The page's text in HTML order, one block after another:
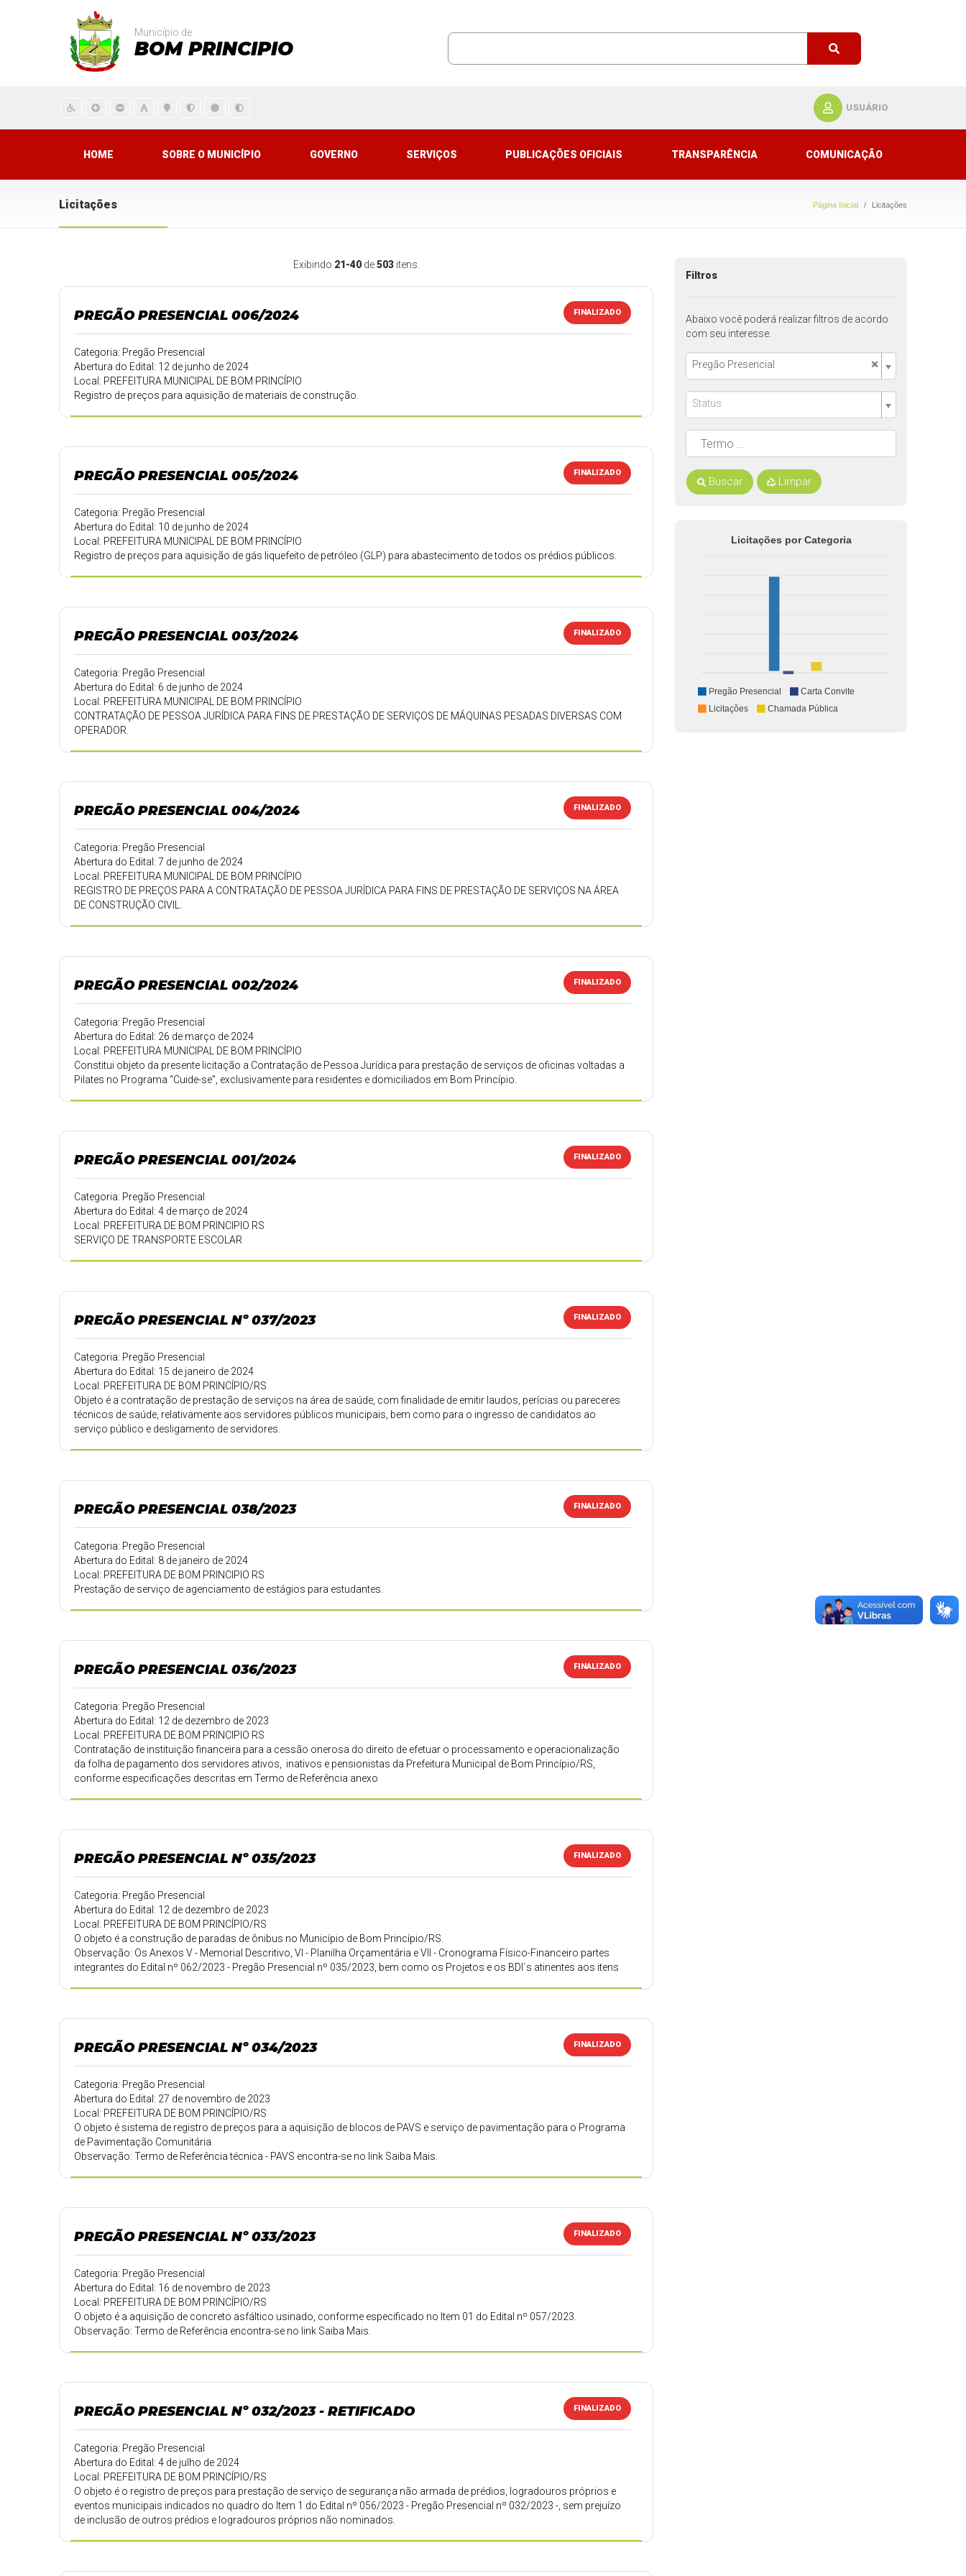
Município de
BOM PRINCIPIO
USUÁRIO
HOME SOBRE O MUNICÍPIO GOVERNO SERVIÇOS PUBLICAÇÕES OFICIAIS TRANSPARÊNCIA COMUNICAÇÃO
Licitações Página Inicial Licitações
Exibindo 21-40de503itens.
FINALIZADO
PREGÃO PRESENCIAL 006/2024
Categoria: Pregão Presencial
Abertura do Edital: 12 de junho de 2024
Local: PREFEITURA MUNICIPAL DE BOM PRINCÍPIO
Registro de preços para aquisição de materiais de construção.
FINALIZADO
PREGÃO PRESENCIAL 005/2024
Categoria: Pregão Presencial
Abertura do Edital: 10 de junho de 2024
Local: PREFEITURA MUNICIPAL DE BOM PRINCÍPIO
Registro de preços para aquisição de gás liquefeito de petróleo (GLP) para abastecimento de todos os prédios públicos.
FINALIZADO
PREGÃO PRESENCIAL 003/2024
Categoria: Pregão Presencial
Abertura do Edital: 6 de junho de 2024
Local: PREFEITURA MUNICIPAL DE BOM PRINCÍPIO
CONTRATAÇÃO DE PESSOA JURÍDICA PARA FINS DE PRESTAÇÃO DE SERVIÇOS DE MÁQUINAS PESADAS DIVERSAS COM
OPERADOR.
FINALIZADO
PREGÃO PRESENCIAL 004/2024
Categoria: Pregão Presencial
Abertura do Edital: 7 de junho de 2024
Local: PREFEITURA MUNICIPAL DE BOM PRINCÍPIO
REGISTRO DE PREÇOS PARA A CONTRATAÇÃO DE PESSOA JURÍDICA PARA FINS DE PRESTAÇÃO DE SERVIÇOS NA ÁREA
DE CONSTRUÇÃO CIVIL.
FINALIZADO
PREGÃO PRESENCIAL 002/2024
Categoria: Pregão Presencial
Abertura do Edital: 26 de março de 2024
Local: PREFEITURA MUNICIPAL DE BOM PRINCÍPIO
Constitui objeto da presente licitação a Contratação de Pessoa Jurídica para prestação de serviços de oficinas voltadas a
Pilates no Programa “Cuide-se”, exclusivamente para residentes e domiciliados em Bom Princípio.
FINALIZADO
PREGÃO PRESENCIAL 001/2024
Categoria: Pregão Presencial
Abertura do Edital: 4 de março de 2024
Local: PREFEITURA DE BOM PRINCIPIO RS
SERVIÇO DE TRANSPORTE ESCOLAR
FINALIZADO
PREGÃO PRESENCIAL Nº 037/2023
Categoria: Pregão Presencial
Abertura do Edital: 15 de janeiro de 2024
Local: PREFEITURA DE BOM PRINCÍPIO/RS
Objeto é a contratação de prestação de serviços na área de saúde, com finalidade de emitir laudos, perícias ou pareceres
técnicos de saúde, relativamente aos servidores públicos municipais, bem como para o ingresso de candidatos ao
serviço público e desligamento de servidores.
FINALIZADO
PREGÃO PRESENCIAL 038/2023
Categoria: Pregão Presencial
Abertura do Edital: 8 de janeiro de 2024
Local: PREFEITURA DE BOM PRINCIPIO RS
Prestação de serviço de agenciamento de estágios para estudantes.
FINALIZADO
PREGÃO PRESENCIAL 036/2023
Categoria: Pregão Presencial
Abertura do Edital: 12 de dezembro de 2023
Local: PREFEITURA DE BOM PRINCIPIO RS
Contratação de instituição financeira para a cessão onerosa do direito de efetuar o processamento e operacionalização
da folha de pagamento dos servidores ativos, inativos e pensionistas da Prefeitura Municipal de Bom Princípio/RS,
conforme especificações descritas em Termo de Referência anexo
FINALIZADO
PREGÃO PRESENCIAL Nº 035/2023
Categoria: Pregão Presencial
Abertura do Edital: 12 de dezembro de 2023
Local: PREFEITURA DE BOM PRINCÍPIO/RS
O objeto é a construção de paradas de ônibus no Município de Bom Princípio/RS.
Observação: Os Anexos V - Memorial Descritivo, VI - Planilha Orçamentária e VII - Cronograma Físico-Financeiro partes
integrantes do Edital nº 062/2023 - Pregão Presencial nº 035/2023, bem como os Projetos e os BDI`s atinentes aos itens
FINALIZADO
PREGÃO PRESENCIAL Nº 034/2023
Categoria: Pregão Presencial
Abertura do Edital: 27 de novembro de 2023
Local: PREFEITURA DE BOM PRINCÍPIO/RS
O objeto é sistema de registro de preços para a aquisição de blocos de PAVS e serviço de pavimentação para o Programa
de Pavimentação Comunitária.
Observação: Termo de Referência técnica - PAVS encontra-se no link Saiba Mais.
FINALIZADO
PREGÃO PRESENCIAL Nº 033/2023
Categoria: Pregão Presencial
Abertura do Edital: 16 de novembro de 2023
Local: PREFEITURA DE BOM PRINCÍPIO/RS
O objeto é a aquisição de concreto asfáltico usinado, conforme especificado no Item 01 do Edital nº 057/2023.
Observação: Termo de Referência encontra-se no link Saiba Mais.
FINALIZADO
PREGÃO PRESENCIAL Nº 032/2023 - RETIFICADO
Categoria: Pregão Presencial
Abertura do Edital: 4 de julho de 2024
Local: PREFEITURA DE BOM PRINCÍPIO/RS
O objeto é o registro de preços para prestação de serviço de segurança não armada de prédios, logradouros próprios e
eventos municipais indicados no quadro do Item 1 do Edital nº 056/2023 - Pregão Presencial nº 032/2023 -, sem prejuízo
de inclusão de outros prédios e logradouros próprios não nominados.
Filtros
Abaixo você poderá realizar filtros de acordo
com seu interesse.
×
Pregão Presencial
Status
Buscar Limpar
Licitações por Categoria
Pregão Presencial
Carta Convite
Licitações
Chamada Pública